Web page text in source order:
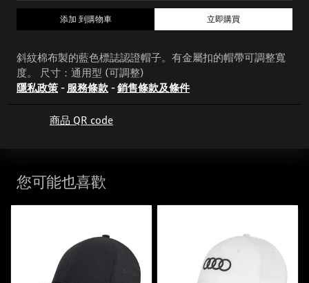
添加 到購物車 立即購買
斜紋棉布製的藍色標誌認證帽子。有金屬扣的帽帶可調整寬
度。 尺寸：通用型 (可調整)
隱私政策 - 服務條款 -銷售條款及條件
商品 QR code
您可能也喜歡